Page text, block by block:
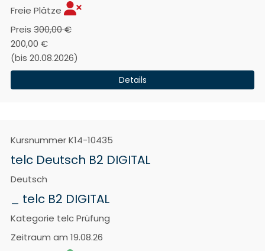
Freie Plätze
Preis 300,00 €
200,00 €
(bis 20.08.2026)
Details
KursnummerK14-10435
telc Deutsch B2 DIGITAL
Deutsch
_ telc B2 DIGITAL
Kategorie telc Prüfung
Zeitraum am 19.08.26